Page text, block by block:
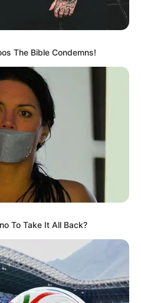
indultak el egy ideig a
az ott lévőket. Ez volt
is, amikor mi is
egy ember gázolás
utcai
Forrás
The Bible Condemns!
To Take It All Back?